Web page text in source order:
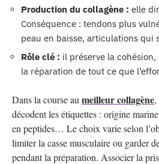
Production du collagène : elle
Conséquence : tendons plus
peau en baisse, articulations qui
Rôle clé : il préserve la
la réparation de tout ce que
Dans la course au meilleur collagène,
décodent les étiquettes : origine
en peptides… Le choix varie selon
limiter la casse musculaire ou garder
pendant la préparation. Associer la